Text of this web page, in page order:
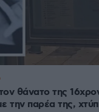
θάνατο της
την παρέα της,